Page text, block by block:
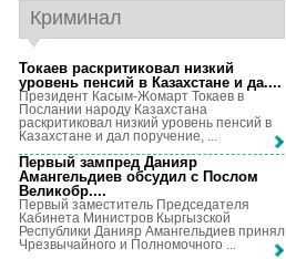
Криминал
Токаев раскритиковал низкий
уровень пенсий в Казахстане и да....
Президент Касым-Жомарт Токаев в
Послании народу Казахстана
раскритиковал низкий уровень пенсий в
Казахстане и дал поручение, ...
Первый зампред Данияр
Амангельдиев обсудил с Послом
Великобр....
Первый заместитель Председателя
Кабинета Министров Кыргызской
Республики Данияр Амангельдиев принял
Чрезвычайного и Полномочного ...